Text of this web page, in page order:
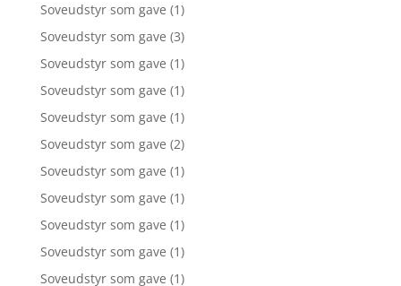
Soveudstyr som gave (1)
Soveudstyr som gave (3)
Soveudstyr som gave (1)
Soveudstyr som gave (1)
Soveudstyr som gave (1)
Soveudstyr som gave (2)
Soveudstyr som gave (1)
Soveudstyr som gave (1)
Soveudstyr som gave (1)
Soveudstyr som gave (1)
Soveudstyr som gave (1)